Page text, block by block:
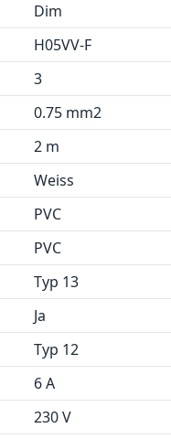
Dim
H05VV-F
3
0.75 mm2
2 m
Weiss
PVC
PVC
Typ 13
Ja
Typ 12
6 A
230 V